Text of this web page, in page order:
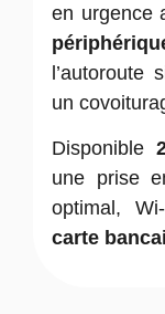
en urgence
l’autoroute
un
Disponible
une prise
optimal,
carte